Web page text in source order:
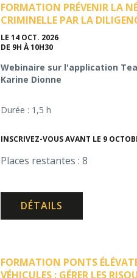
FORMATION PRÉVENIR LA
CRIMINELLE PAR LA
LE 14 OCT. 2026
DE 9H À 10H30
Webinaire sur l'application
Karine Dionne
Durée : 1,5 h
INSCRIVEZ-VOUS AVANT LE 9
Places restantes : 8
DÉTAILS
FORMATION PONTS
VÉHICULES : GÉRER LES